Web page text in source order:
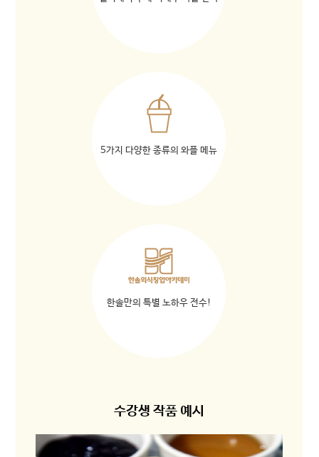
5가지 다양한 종류의 와플 메뉴
한솔만의 특별 노하우 전수!
수강생 작품 예시